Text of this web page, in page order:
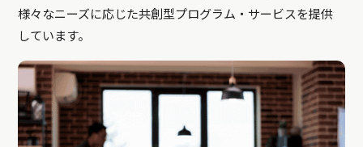
様々なニーズに応じた共創型プログラム・サービスを提供
しています。